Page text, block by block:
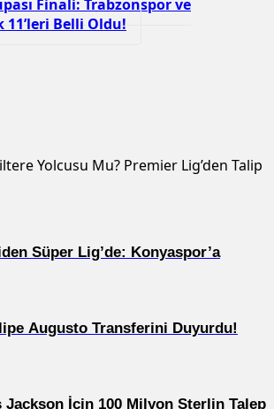
Finali: Trabzonspor ve
Belli Oldu!
Yolcusu Mu? Premier Lig’den Talip
Süper Lig’de: Konyaspor’a
Augusto Transferini Duyurdu!
Jackson İçin 100 Milyon Sterlin Talep